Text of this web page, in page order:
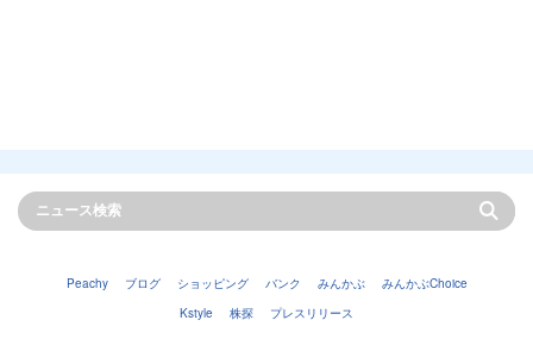
Peachy ブログ ショッピング バンク みんかぶ
みんかぶChoice
Kstyle
株探 プレスリリース